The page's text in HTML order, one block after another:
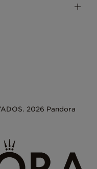
2026 Pandora